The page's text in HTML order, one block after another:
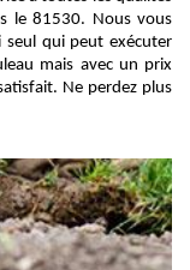
le 81530. Nous vous
seul qui peut exécuter
mais avec un prix
Ne perdez plus